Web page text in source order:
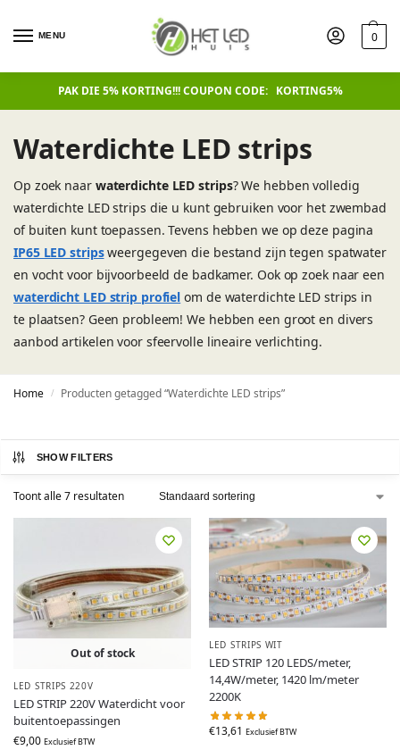
MENU 0
PAK DIE 5% KORTING!!! COUPON CODE: KORTING5%
Waterdichte LED strips
Op zoek naar waterdichte LED strips? We hebben volledig
waterdichte LED strips die u kunt gebruiken voor het zwembad
of buiten kunt toepassen. Tevens hebben we op deze pagina
IP65 LED stripsweergegeven die bestand zijn tegen spatwater
en vocht voor bijvoorbeeld de badkamer. Ook op zoek naar een
waterdicht LED strip profiel om de waterdichte LED strips in
te plaatsen? Geen probleem! We hebben een groot en divers
aanbod artikelen voor sfeervolle lineaire verlichting.
Home / Producten getagged “Waterdichte LED strips”
SHOW FILTERS
Toont alle 7 resultaten
Out of stock
LED STRIPS 220V
LED STRIP 220V Waterdicht voor
buitentoepassingen
€9,00 Exclusief BTW
LED STRIPS WIT
LED STRIP 120 LEDS/meter,
14,4W/meter, 1420 lm/meter
2200K
€13,61 Exclusief BTW